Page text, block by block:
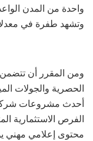
واحدة من المدن
وتشهد طفرة في
ومن المقرر أن
الحصرية والجولات
أحدث مشروعات
الفرص الاستثمارية
محتوى إعلامي مهني